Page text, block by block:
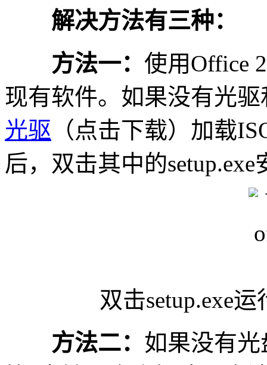
解决方法有三种：
方法一： 使用Office
现有软件。如果没有光
光驱 （点击下载）加载
后，双击其中的
双击setup.exe
方法二： 如果没有